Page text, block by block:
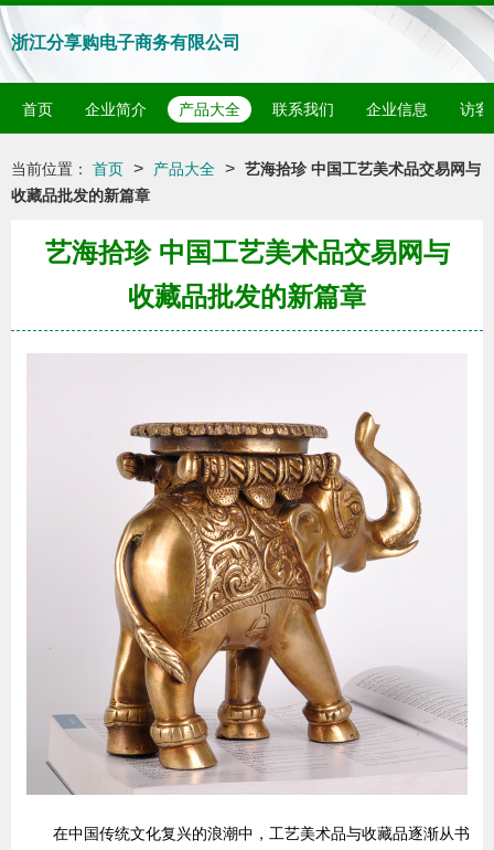
浙江分享购电子商务有限公司
首页 企业简介 产品大全 联系我们 企业信息 访客
当前位置： 首页 > 产品大全 > 艺海拾珍 中国工艺美术品交易网与
收藏品批发的新篇章
艺海拾珍 中国工艺美术品交易网与
收藏品批发的新篇章
在中国传统文化复兴的浪潮中，工艺美术品与收藏品逐渐从书